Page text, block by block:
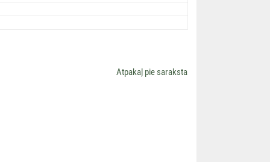
Аtpakaļ pie saraksta